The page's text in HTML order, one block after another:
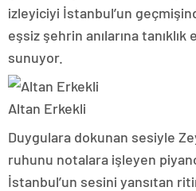
izleyiciyi İstanbul’un
eşsiz şehrin anılarına
sunuyor.
Altan Erkekli
Duygulara dokunan sesiyle
ruhunu notalara işleyen
İstanbul’un sesini yansıtan